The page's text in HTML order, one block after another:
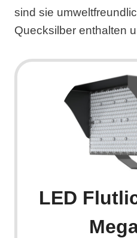
sind sie
Quecksilber enthalten
LED